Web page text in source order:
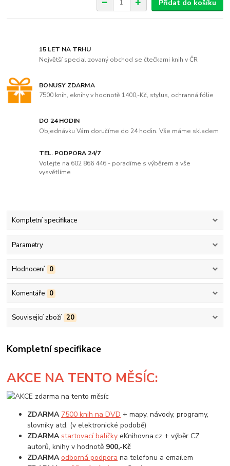
Přidat do košíku
15 LET NA TRHU
Největší specializovaný obchod se čtečkami knih v ČR
BONUSY ZDARMA
7500 knih, eknihy v hodnotě 1400,-Kč, stylus, ochranná fólie
DO 24 HODIN
Objednávku Vám doručíme do 24 hodin. Vše máme skladem
TEL. PODPORA 24/7
Volejte na 602 866 446 - poradíme s výběrem a vše
vysvětlíme
Kompletní specifikace
Parametry
Hodnocení 0
Komentáře 0
Související zboží 20
Kompletní specifikace
AKCE NA TENTO MĚSÍC:
ZDARMA 7500 knih na DVD + mapy, návody, programy,
slovníky atd. (v elektronické podobě)
ZDARMA startovací balíčky eKnihovna.cz + výběr CZ
autorů, knihy v hodnotě 900,-Kč
ZDARMA odborná podpora na telefonu a emailem